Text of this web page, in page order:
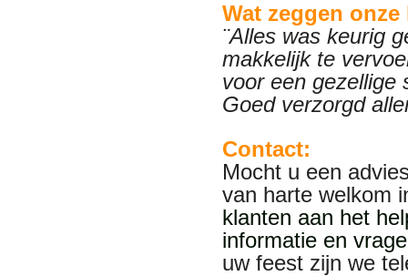
Wat zeggen
¨Alles was keurig
makkelijk te
voor een gezellige
Goed verzorgd
Contact:
Mocht u een
van harte welkom
klanten aan het
informatie en
uw feest zijn we